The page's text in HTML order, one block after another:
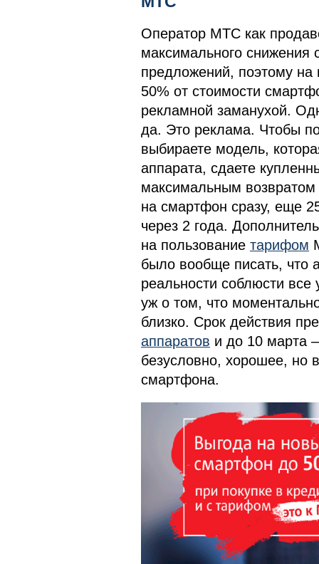
Оператор МТС как
максимального снижения
предложений, поэтому
50% от стоимости
рекламной заманухой.
да. Это реклама. Чтобы
выбираете модель,
аппарата, сдаете
максимальным возвратом
на смартфон сразу, еще
через 2 года.
на пользование тарифом
было вообще писать, что
реальности соблюсти все
уж о том, что
близко. Срок действия
аппаратов и до 10 марта
безусловно, хорошее, но
смартфона.